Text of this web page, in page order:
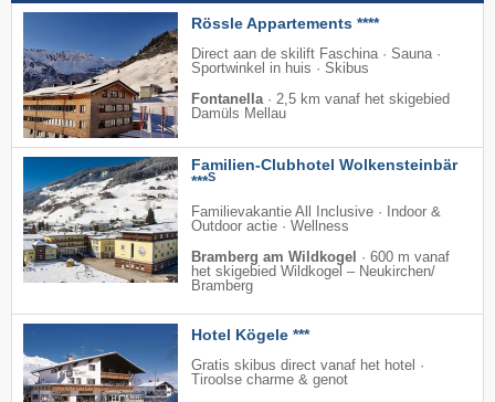
Rössle Appartements ****
Direct aan de skilift Faschina · Sauna ·
Sportwinkel in huis · Skibus
Fontanella · 2,5 km vanaf het skigebied
Damüls Mellau
Familien-Clubhotel Wolkensteinbär
***S
Familievakantie All Inclusive · Indoor &
Outdoor actie · Wellness
Bramberg am Wildkogel
· 600 m vanaf
het skigebied Wildkogel – Neukirchen/​
Bramberg
Hotel Kögele ***
Gratis skibus direct vanaf het hotel ·
Tiroolse charme & genot